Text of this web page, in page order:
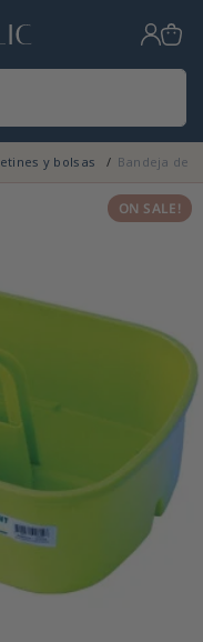
y bolsas Bandeja de
ON SALE!